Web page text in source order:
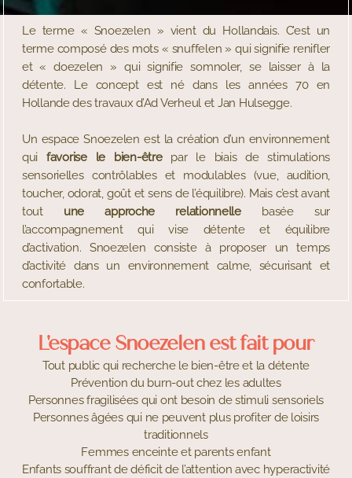
Le terme « Snoezelen » vient du Hollandais. C’est un
terme composé des mots « snuffelen » qui signifie renifler
et « doezelen » qui signifie somnoler, se laisser à la
détente. Le concept est né dans les années 70 en
Hollande des travaux d’Ad Verheul et Jan Hulsegge.
Un espace Snoezelen est la création d’un environnement
qui favorise le bien-êtrepar le biais de stimulations
sensorielles contrôlables et modulables (vue, audition,
toucher, odorat, goût et sens de l’équilibre). Mais c’est avant
tout une approche relationnellebasée sur
l’accompagnement qui vise détente et équilibre
d’activation. Snoezelen consiste à proposer un temps
d’activité dans un environnement calme, sécurisant et
confortable.
L'espace Snoezelen est fait pour
Tout public qui recherche le bien-être et la détente
Prévention du burn-out chez les adultes
Personnes fragilisées qui ont besoin de stimuli sensoriels
Personnes âgées qui ne peuvent plus profiter de loisirs
traditionnels
Femmes enceinte et parents enfant
Enfants souffrant de déficit de l’attention avec hyperactivité